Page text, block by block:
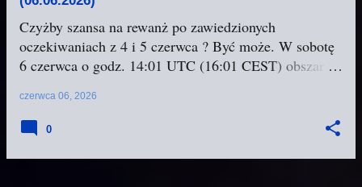
Czyżby szansa na rewanż po zawiedzionych
oczekiwaniach z 4 i 5 czerwca ? Być może. W sobotę
6 czerwca o godz. 14:01 UTC (16:01 CEST) obszar
wytworzył umiarkowany, choć wydłużony w czasie
rozbłysk klasy M1.8 połączony z emisją radiową typu
II (836 km/sek.) i wyraźnym pociemnieniem
koronalnym niemal natychmiast sugerującym
czerwca 06, 2026
0